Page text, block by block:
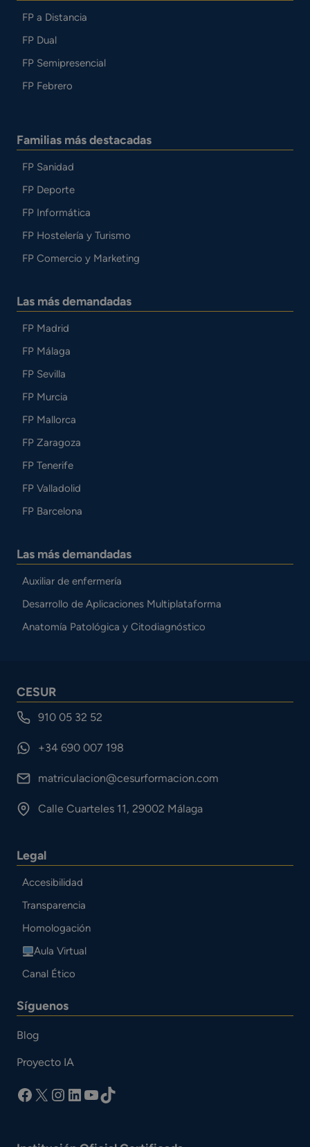
FP a Distancia
FP Dual
FP Semipresencial
FP Febrero
Familias más destacadas
FP Sanidad
FP Deporte
FP Informática
FP Hostelería y Turismo
FP Comercio y Marketing
Las más demandadas
FP Madrid
FP Málaga
FP Sevilla
FP Murcia
FP Mallorca
FP Zaragoza
FP Tenerife
FP Valladolid
FP Barcelona
Las más demandadas
Auxiliar de enfermería
Desarrollo de Aplicaciones Multiplataforma
Anatomía Patológica y Citodiagnóstico
CESUR
910 05 32 52
+34 690 007 198
matriculacion@cesurformacion.com
Calle Cuarteles 11, 29002 Málaga
Legal
Accesibilidad
Transparencia
Homologación
Aula Virtual
Canal Ético
Síguenos
Blog
Proyecto IA
facebook
X Instagram
LinkedIn
YouTube
TikTok